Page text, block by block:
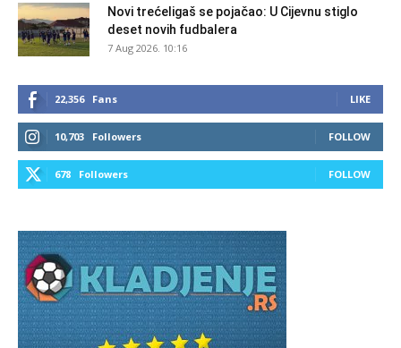
Novi trećeligaš se pojačao: U Cijevnu stiglo
deset novih fudbalera
7 Aug 2026. 10:16
22,356 Fans LIKE
10,703 Followers FOLLOW
678 Followers FOLLOW